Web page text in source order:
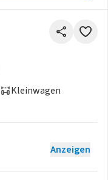
Kleinwagen
Anzeigen